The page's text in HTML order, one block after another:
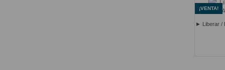
¡VENTA!
► Liberar /